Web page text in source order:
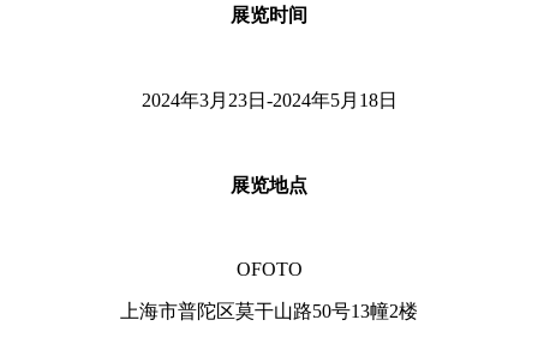
展览时间
2024年3月23日-2024年5月18日
展览地点
OFOTO
上海市普陀区莫干山路50号13幢2楼